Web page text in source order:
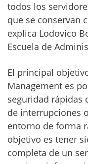
todos los
que se conservan
explica Lodovico
Escuela de
El principal
Management es
seguridad rápidas
de interrupciones
entorno de forma
objetivo es tener
completa de un